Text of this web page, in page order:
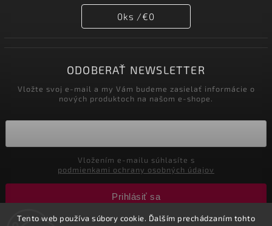
Tento web používa súbory cookie. Ďalším prechádzaním tohto
0ks /€0
ODOBERAŤ NEWSLETTER
Vložte svoj e-mail a my Vám budeme zasielať informácie o
nových produktoch na našom e-shope.
podmienkami ochrany osobných údajov
Prihlásiť sa